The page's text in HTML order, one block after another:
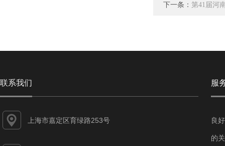
下一条： 第41届河
联系我们
上海市嘉定区育绿路253号
服
良
的